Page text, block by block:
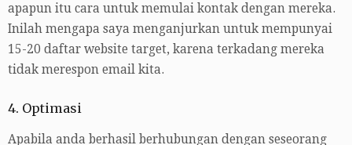
apapun itu cara untuk memulai kontak dengan mereka.
Inilah mengapa saya menganjurkan untuk mempunyai
15-20 daftar website target, karena terkadang mereka
tidak merespon email kita.
4. Optimasi
Apabila anda berhasil berhubungan dengan seseorang